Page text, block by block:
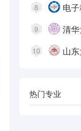
8 电
9 清
10 山
热门专业